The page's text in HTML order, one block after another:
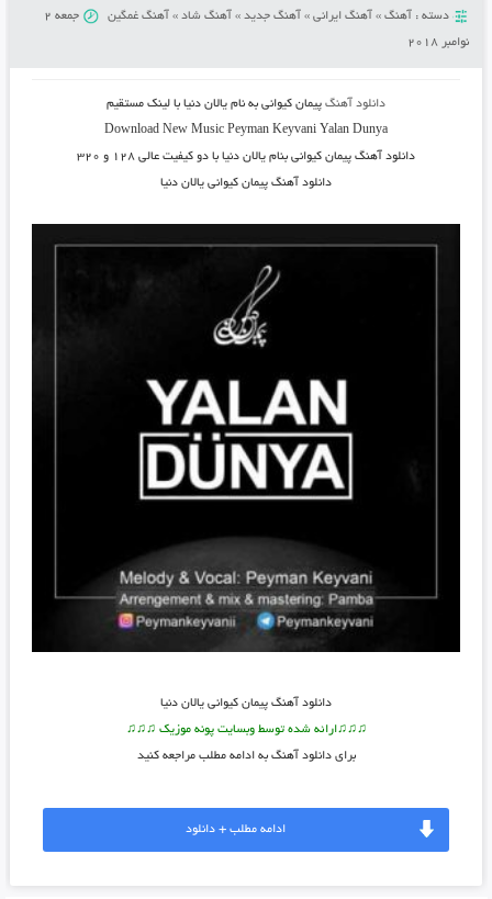
دسته : آهنگ» آهنگ ایرانی» آهنگ جدید» آهنگ شاد» آهنگ غمگین
جمعه 2
نوامبر 2018
دانلود آهنگپیمان کیوانی به نام یالان دنیا با لینک مستقیم
Download New Music Peyman Keyvani Yalan Dunya
دانلود آهنگ پیمان کیوانی بنام یالان دنیا با دو کیفیت عالی ۱۲۸ و ۳۲۰
دانلود آهنگ پیمان کیوانی یالان دنیا
دانلود آهنگ پیمان کیوانی یالان دنیا
♫♫♫ارائه شده توسط وبسایت پونه موزیک ♫♫♫
برای دانلود آهنگ به ادامه مطلب مراجعه کنید
ادامه مطلب + دانلود